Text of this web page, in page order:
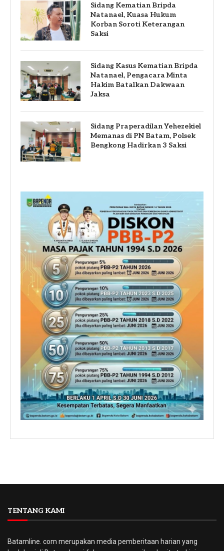
Sidang Kematian Bripda
Natanael, Kuasa Hukum
Korban Soroti Keterangan
Saksi
Sidang Kasus Kematian Bripda
Natanael, Pengacara Minta
Hakim Batalkan Dakwaan
Jaksa
Sidang Praperadilan Yehezekiel
Memanas di PN Batam, Polsek
Bengkong Hadirkan 3 Saksi
TENTANG KAMI
Batamline. com merupakan media pemberitaan harian yang